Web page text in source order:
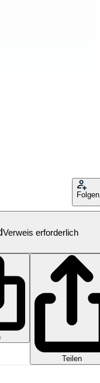
Folgen
Verweis erforderlich
Teilen